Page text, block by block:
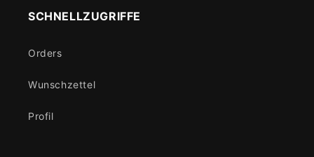
SCHNELLZUGRIFFE
Orders
Wunschzettel
Profil